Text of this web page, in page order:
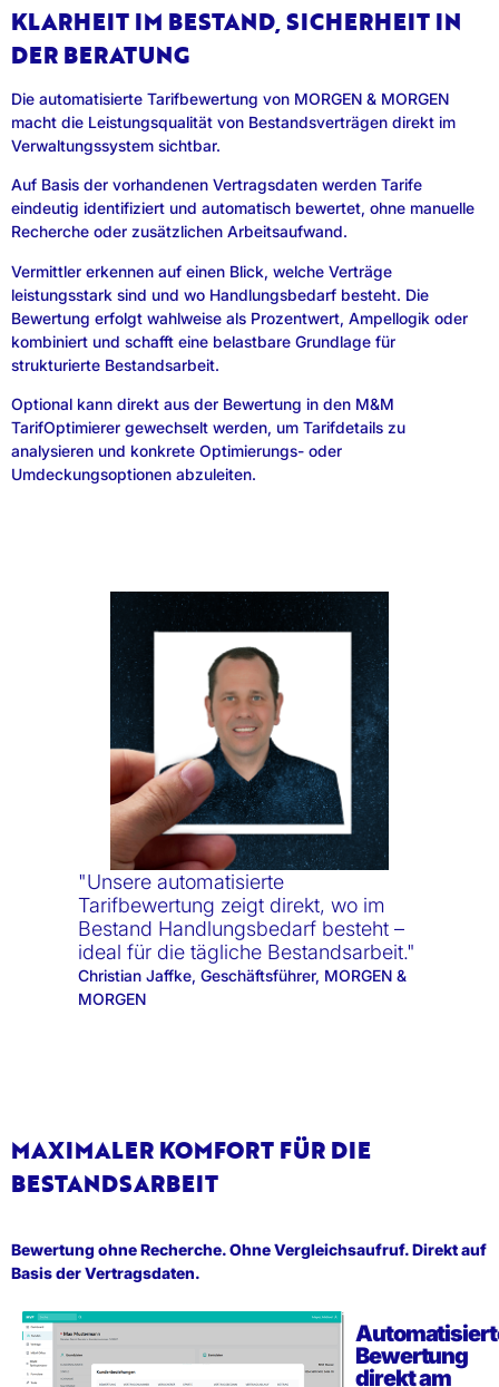
KLARHEIT IM BESTAND, SICHERHEIT IN
DER BERATUNG
Die automatisierte Tarifbewertung von MORGEN & MORGEN
macht die Leistungsqualität von Bestandsverträgen direkt im
Verwaltungssystem sichtbar.
Auf Basis der vorhandenen Vertragsdaten werden Tarife
eindeutig identifiziert und automatisch bewertet, ohne manuelle
Recherche oder zusätzlichen Arbeitsaufwand.
Vermittler erkennen auf einen Blick, welche Verträge
leistungsstark sind und wo Handlungsbedarf besteht. Die
Bewertung erfolgt wahlweise als Prozentwert, Ampellogik oder
kombiniert und schafft eine belastbare Grundlage für
strukturierte Bestandsarbeit.
Optional kann direkt aus der Bewertung in den M&M
TarifOptimierer gewechselt werden, um Tarifdetails zu
analysieren und konkrete Optimierungs- oder
Umdeckungsoptionen abzuleiten.
"Unsere automatisierte
Tarifbewertung zeigt direkt, wo im
Bestand Handlungsbedarf besteht –
ideal für die tägliche Bestandsarbeit."
Christian Jaffke, Geschäftsführer, MORGEN &
MORGEN
MAXIMALER KOMFORT FÜR DIE
BESTANDSARBEIT
Bewertung ohne Recherche. Ohne Vergleichsaufruf. Direkt auf
Basis der Vertragsdaten.
Bewertung
direkt am